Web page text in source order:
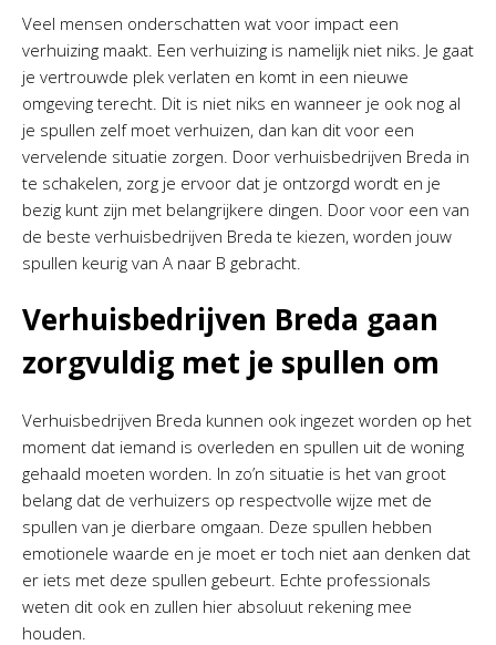
Veel mensen onderschatten wat voor impact een
verhuizing maakt. Een verhuizing is namelijk niet niks. Je gaat
je vertrouwde plek verlaten en komt in een nieuwe
omgeving terecht. Dit is niet niks en wanneer je ook nog al
je spullen zelf moet verhuizen, dan kan dit voor een
vervelende situatie zorgen. Door verhuisbedrijven Breda in
te schakelen, zorg je ervoor dat je ontzorgd wordt en je
bezig kunt zijn met belangrijkere dingen. Door voor een van
de beste verhuisbedrijven Breda te kiezen, worden jouw
spullen keurig van A naar B gebracht.
Verhuisbedrijven Breda gaan
zorgvuldig met je spullen om
Verhuisbedrijven Breda kunnen ook ingezet worden op het
moment dat iemand is overleden en spullen uit de woning
gehaald moeten worden. In zo’n situatie is het van groot
belang dat de verhuizers op respectvolle wijze met de
spullen van je dierbare omgaan. Deze spullen hebben
emotionele waarde en je moet er toch niet aan denken dat
er iets met deze spullen gebeurt. Echte professionals
weten dit ook en zullen hier absoluut rekening mee
houden.